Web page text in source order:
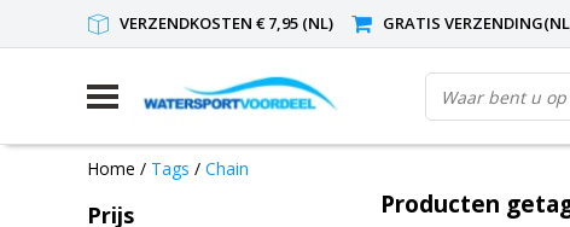
VERZENDKOSTEN € 7,95 (NL) GRATIS
Home / Tags / Chain
Prijs Producten